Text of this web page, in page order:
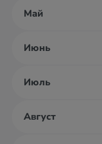
Май
Июнь
Июль
Август